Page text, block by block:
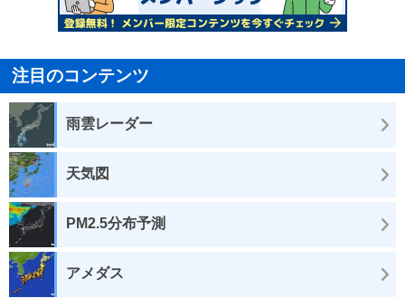
注目のコンテンツ
雨雲レーダー
天気図
PM2.5分布予測
アメダス